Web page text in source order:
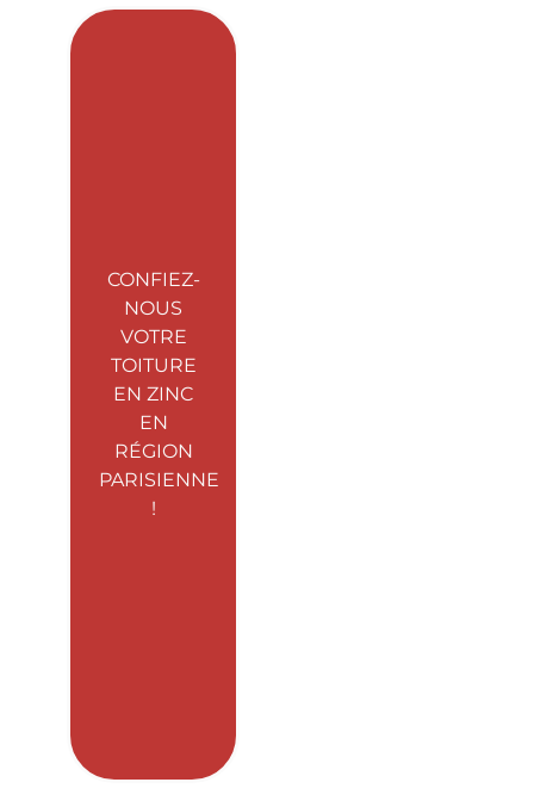
CONFIEZ-
NOUS
VOTRE
TOITURE
EN ZINC
EN
RÉGION
PARISIENNE
!